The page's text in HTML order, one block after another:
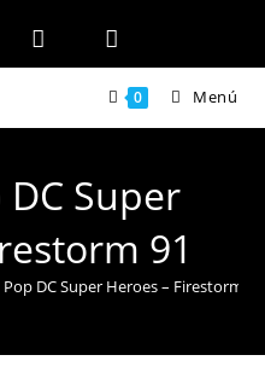
0 Menú
Super
91
DC Super Heroes – Firestorm 91